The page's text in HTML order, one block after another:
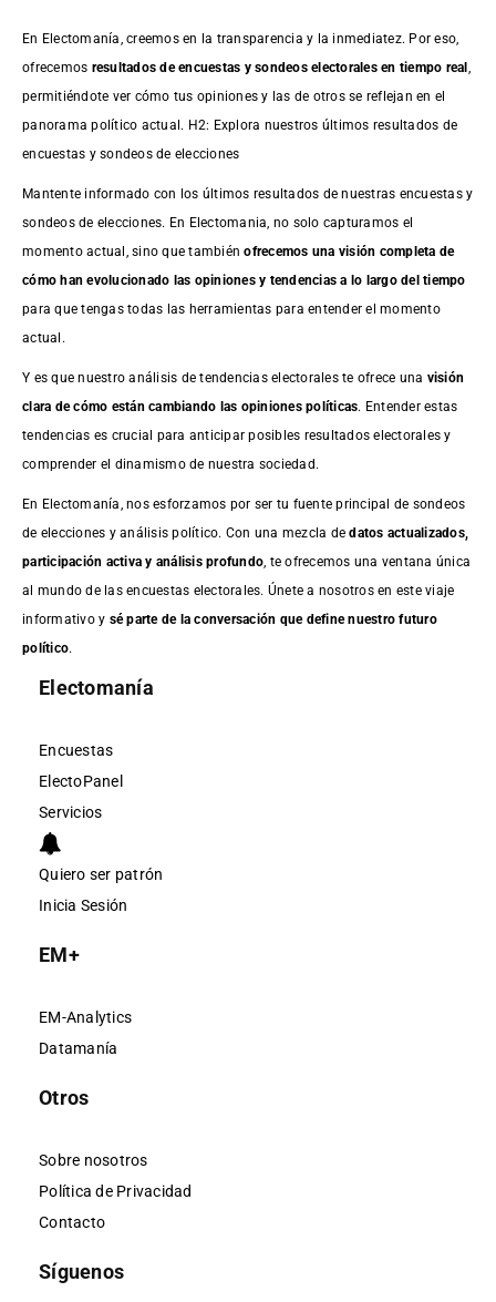
En Electomanía, creemos en la transparencia y la inmediatez. Por eso,
ofrecemos resultados deencuestas y sondeos electorales en tiempo real
permitiéndote ver cómo tus opiniones y las de otros se reflejan en el
panorama político actual. H2: Explora nuestros últimos resultados de
encuestas y sondeos de elecciones
Mantente informado con los últimos resultados de nuestras encuestasy
sondeos de elecciones. En Electomania, no solo capturamos el
momento actual, sino que tambiénofrecemos una visión completa de
cómo han evolucionado las opiniones y tendencias a lo largo del tiempo
para que tengas todas las herramientas para entender el momento
actual.
Y es que nuestro análisis de tendencias electorales te ofrece una visión
clara de cómo están cambiando las opiniones políticas. Entender estas
tendencias es crucial para anticipar posibles resultados electorales y
comprender el dinamismo de nuestra sociedad.
En Electomanía, nos esforzamos por ser tu fuente principal de sondeos
de elecciones y análisis político. Con una mezcla dedatos actualizados,
participación activa y análisis profundo , te ofrecemos una ventana única
al mundo de las encuestas electorales. Únete a nosotros en este viaje
informativo y sé parte de la conversación que define nuestro futuro
político.
Electomanía
Encuestas
ElectoPanel
Servicios
Quiero ser patrón
Inicia Sesión
EM+
EM-Analytics
Datamanía
Otros
Sobre nosotros
Política de Privacidad
Contacto
Síguenos